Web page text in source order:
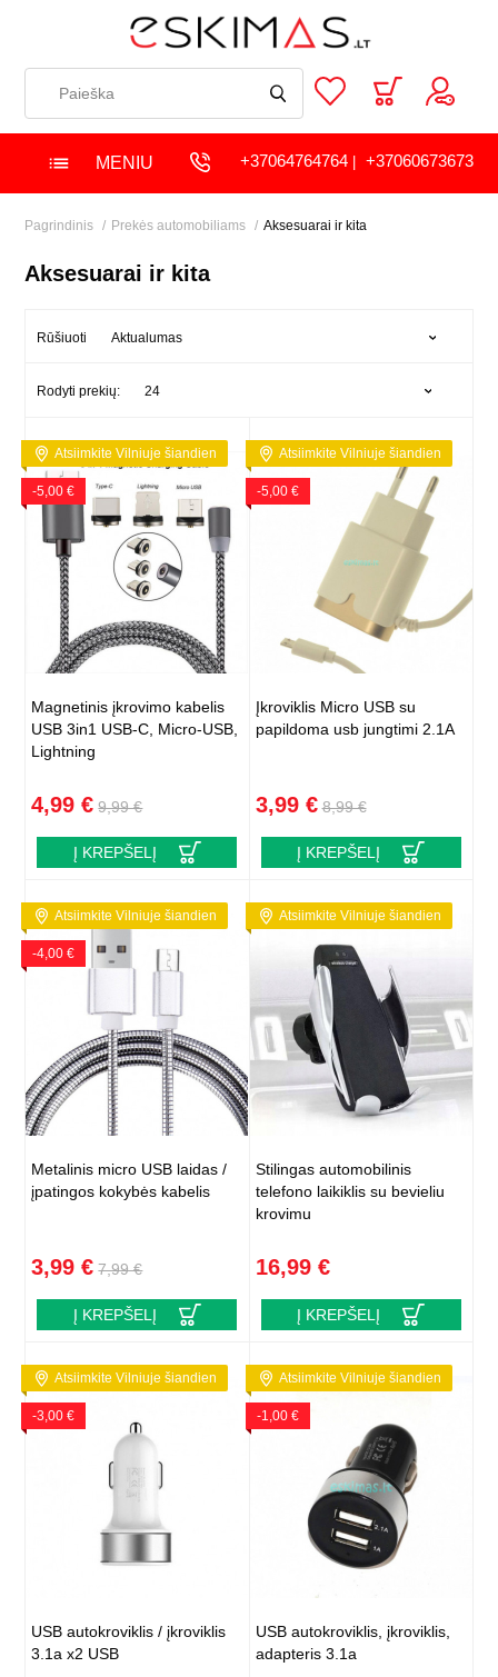
MENIU +37064764764| +37060673673
Pagrindinis Prekės automobiliams Aksesuarai ir kita
Aksesuarai ir kita
Rūšiuoti Aktualumas
Rodyti prekių: 24
Atsiimkite Vilniuje šiandien
-5,00 €
Magnetinis įkrovimo kabelis
USB 3in1 USB-C, Micro-USB,
Lightning
4,99 € 9,99 €
Į KREPŠELĮ
Atsiimkite Vilniuje šiandien
-5,00 €
Įkroviklis Micro USB su
papildoma usb jungtimi 2.1A
3,99 € 8,99 €
Į KREPŠELĮ
Atsiimkite Vilniuje šiandien
-4,00 €
Metalinis micro USB laidas /
įpatingos kokybės kabelis
3,99 € 7,99 €
Į KREPŠELĮ
Atsiimkite Vilniuje šiandien
Stilingas automobilinis
telefono laikiklis su bevieliu
krovimu
16,99 €
Į KREPŠELĮ
Atsiimkite Vilniuje šiandien
-3,00 €
USB autokroviklis / įkroviklis
3.1a x2 USB
Atsiimkite Vilniuje šiandien
-1,00 €
USB autokroviklis, įkroviklis,
adapteris 3.1a